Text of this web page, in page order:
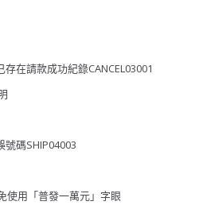
在請款成功紀錄CANCEL03001
碼SHIP04003
使用「普發一萬元」字眼